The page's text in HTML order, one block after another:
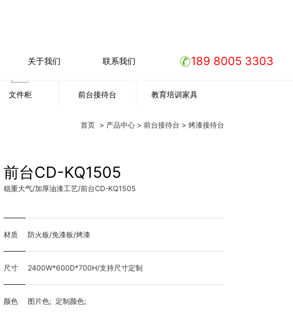
关于我们 联系我们 189 8005 3303
文件柜 前台接待台 教育培训家具
首页 > 产品中心> 前台接待台 > 烤漆接待台
前台CD-KQ1505
稳重大气/加厚油漆工艺/前台CD-KQ1505
材质 防火板/免漆板/烤漆
尺寸 2400W*600D*700H/支持尺寸定制
颜色 图片色; 定制颜色;